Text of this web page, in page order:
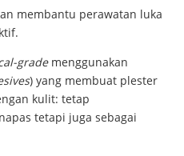
membantu perawatan luka
grademenggunakan
) yang membuat plester
kulit: tetap
tetapi juga sebagai